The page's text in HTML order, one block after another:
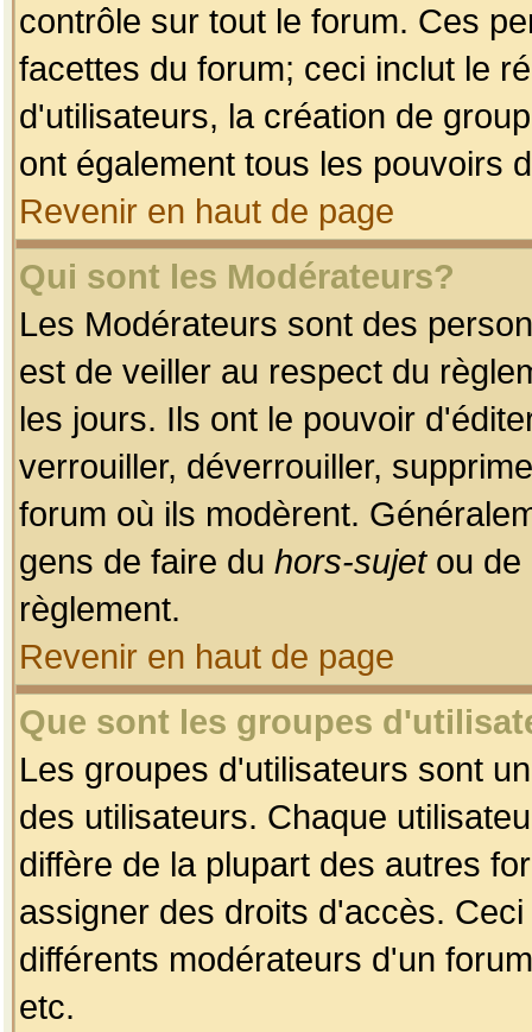
contrôle sur tout le forum. Ces
facettes du forum; ceci inclut le
d'utilisateurs, la création de
ont également tous les pouvoirs
Revenir en haut de page
Qui sont les Modérateurs?
Les Modérateurs sont des
est de veiller au respect du
les jours. Ils ont le pouvoir
verrouiller, déverrouiller,
forum où ils modèrent.
gens de faire du hors-sujetou de
règlement.
Revenir en haut de page
Que sont les groupes
Les groupes d'utilisateurs sont
des utilisateurs. Chaque
diffère de la plupart des autres
assigner des droits d'accès.
différents modérateurs d'un
etc.